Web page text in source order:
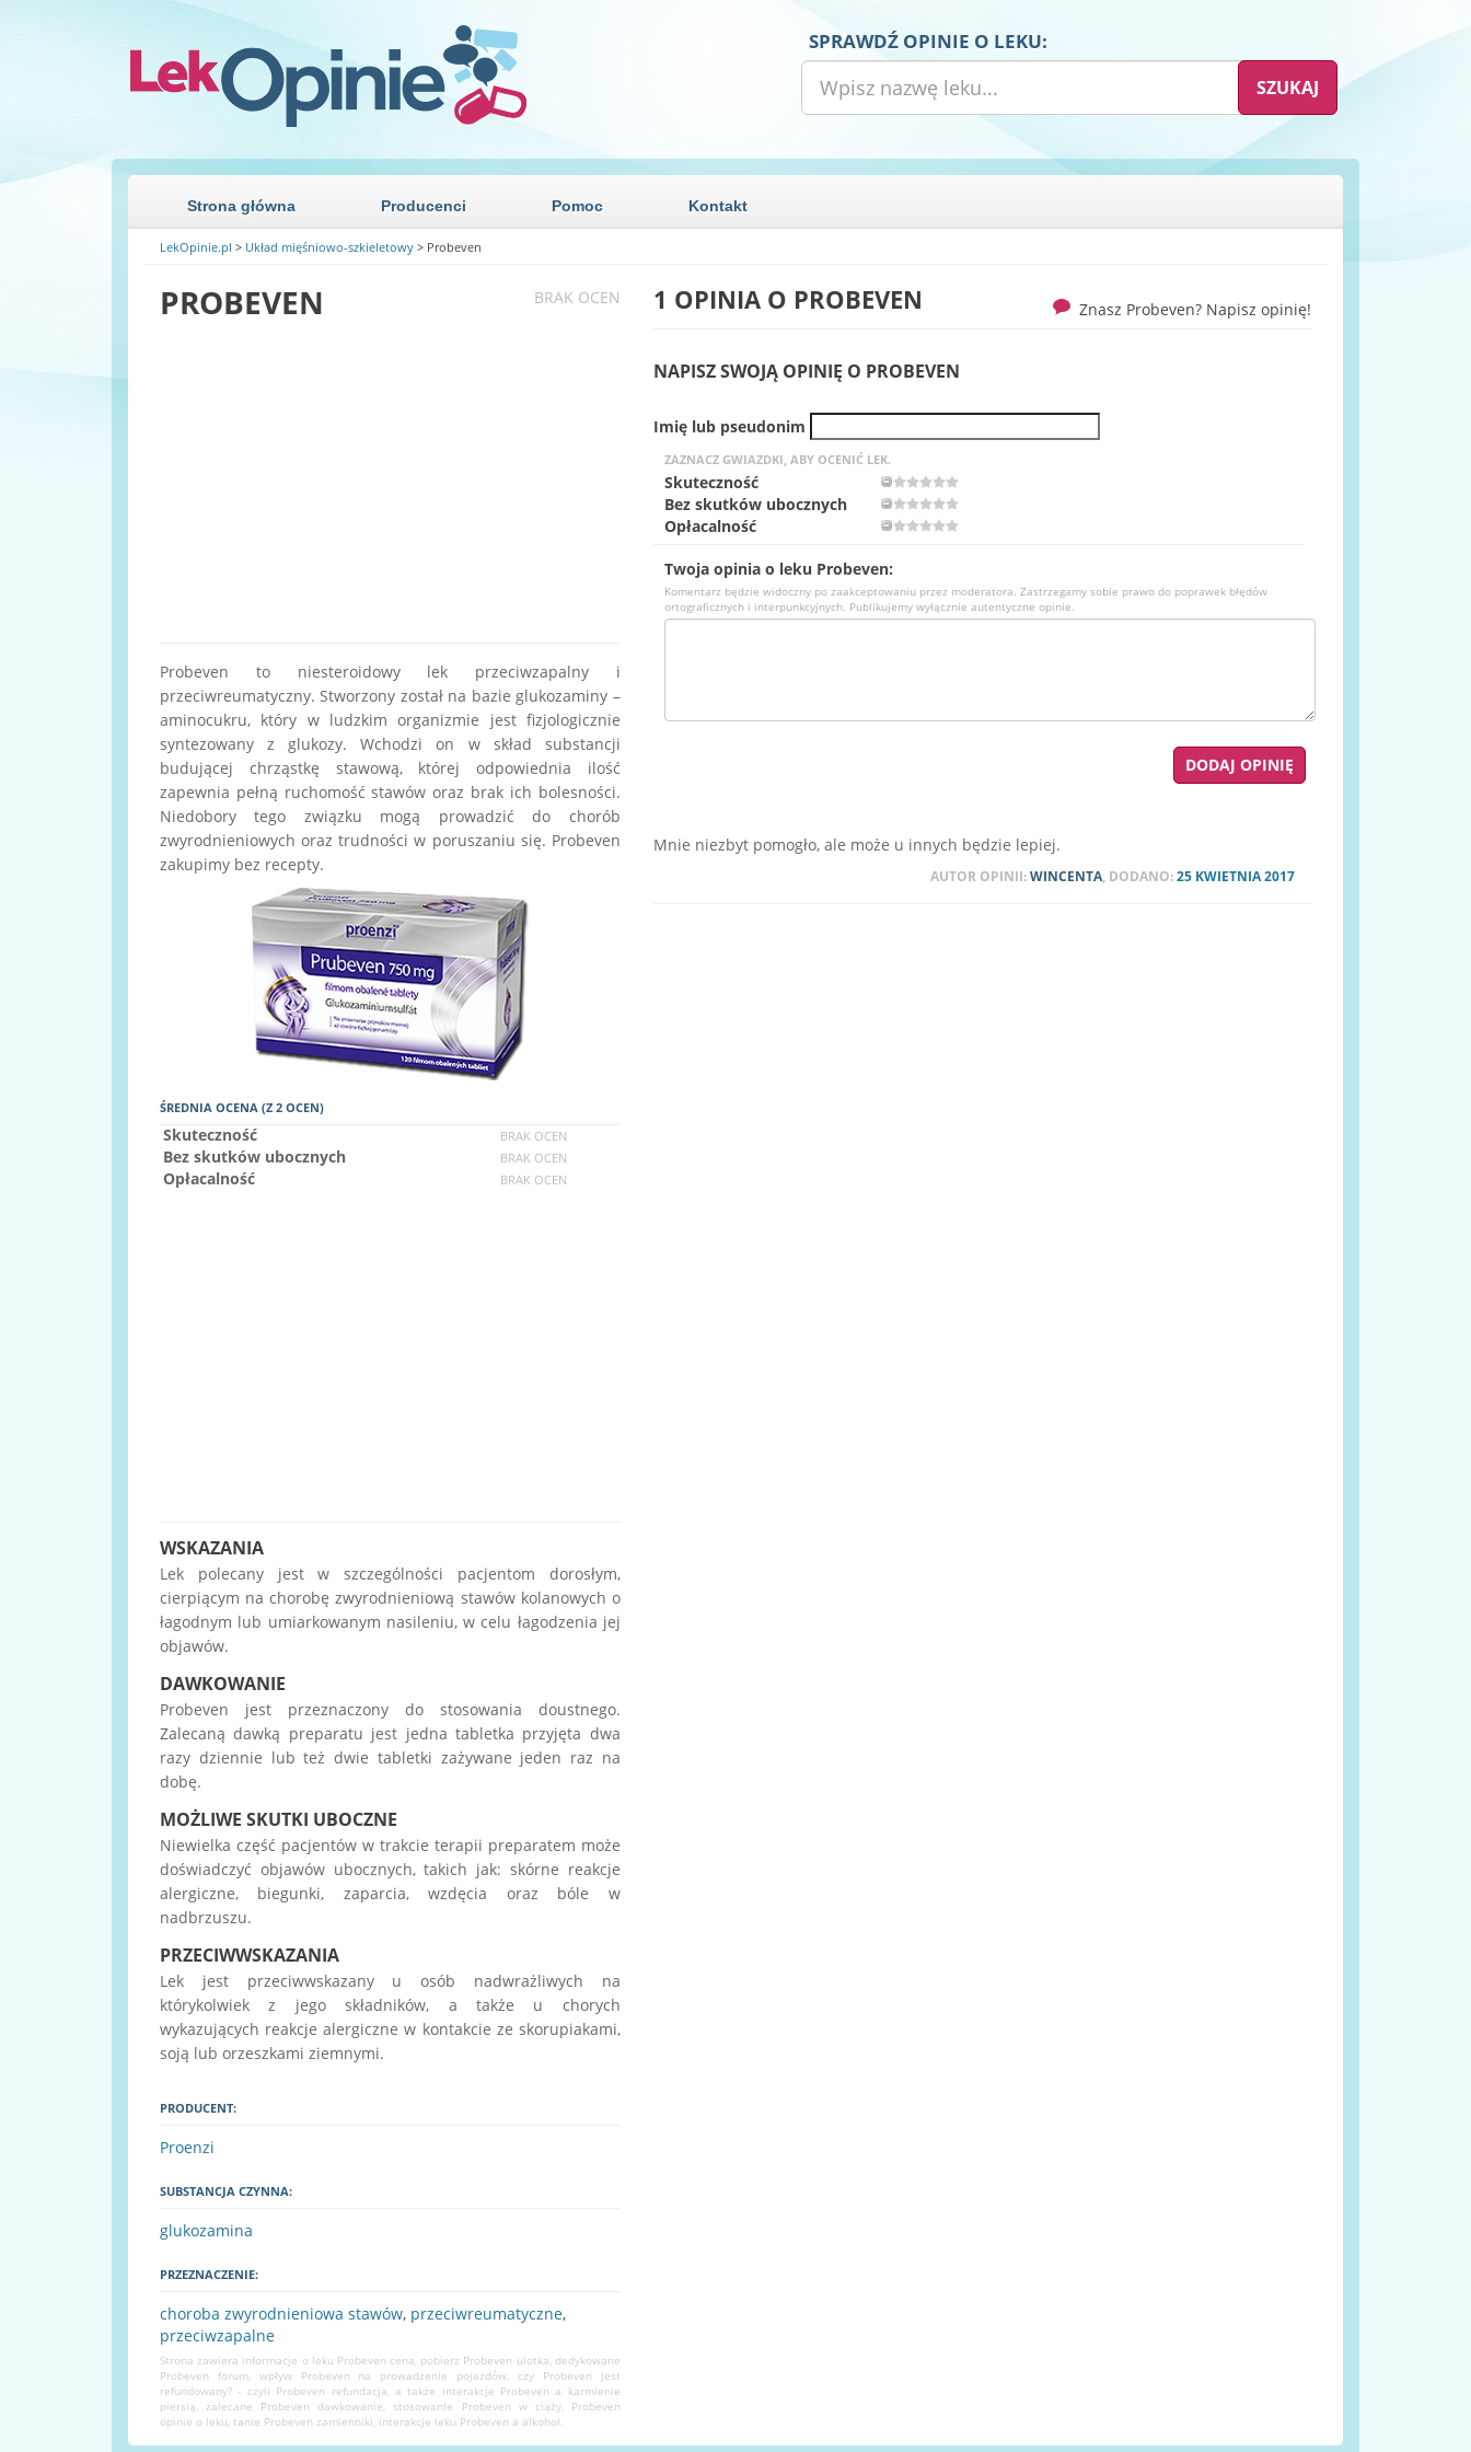
SPRAWDŹ OPINIE O LEKU:
Strona główna Producenci Pomoc Kontakt
LekOpinie.pl > Układ mięśniowo-szkieletowy > Probeven
PROBEVEN BRAK OCEN
Probeven to niesteroidowy lek przeciwzapalny i
przeciwreumatyczny. Stworzony został na bazie glukozaminy –
aminocukru, który w ludzkim organizmie jest fizjologicznie
syntezowany z glukozy. Wchodzi on w skład substancji
budującej chrząstkę stawową, której odpowiednia ilość
zapewnia pełną ruchomość stawów oraz brak ich bolesności.
Niedobory tego związku mogą prowadzić do chorób
zwyrodnieniowych oraz trudności w poruszaniu się. Probeven
zakupimy bez recepty.
ŚREDNIA OCENA (Z 2 OCEN)
Skuteczność BRAK OCEN
Bez skutków ubocznych BRAK OCEN
Opłacalność BRAK OCEN
WSKAZANIA
Lek polecany jest w szczególności pacjentom dorosłym,
cierpiącym na chorobę zwyrodnieniową stawów kolanowych o
łagodnym lub umiarkowanym nasileniu, w celu łagodzenia jej
objawów.
DAWKOWANIE
Probeven jest przeznaczony do stosowania doustnego.
Zalecaną dawką preparatu jest jedna tabletka przyjęta dwa
razy dziennie lub też dwie tabletki zażywane jeden raz na
dobę.
MOŻLIWE SKUTKI UBOCZNE
Niewielka część pacjentów w trakcie terapii preparatem może
doświadczyć objawów ubocznych, takich jak: skórne reakcje
alergiczne, biegunki, zaparcia, wzdęcia oraz bóle w
nadbrzuszu.
PRZECIWWSKAZANIA
Lek jest przeciwwskazany u osób nadwrażliwych na
którykolwiek z jego składników, a także u chorych
wykazujących reakcje alergiczne w kontakcie ze skorupiakami,
soją lub orzeszkami ziemnymi.
PRODUCENT:
Proenzi
SUBSTANCJA CZYNNA:
glukozamina
PRZEZNACZENIE:
choroba zwyrodnieniowa stawów, przeciwreumatyczne,
przeciwzapalne
Strona zawiera informacje o leku Probeven cena, pobierz Probeven ulotka, dedykowane
Probeven forum, wpływ Probeven na prowadzenie pojazdów, czy Probeven jest
refundowany? - czyli Probeven refundacja, a także interakcje Probeven a karmienie
piersią, zalecane Probeven dawkowanie, stosowanie Probeven w ciąży, Probeven
opinie o leku, tanie Probeven zamienniki, interakcje leku Probeven a alkohol.
1 OPINIA O PROBEVEN Znasz Probeven? Napisz opinię!
NAPISZ SWOJĄ OPINIĘ O PROBEVEN
Twoja opinia o leku Probeven:
Komentarz będzie widoczny po zaakceptowaniu przez moderatora. Zastrzegamy sobie prawo do poprawek błędów
ortograficznych i interpunkcyjnych. Publikujemy wyłącznie autentyczne opinie.
Imię lub pseudonim
ZAZNACZ GWIAZDKI, ABY OCENIĆ LEK.
Skuteczność
Bez skutków ubocznych
Opłacalność
Mnie niezbyt pomogło, ale może u innych będzie lepiej.
AUTOR OPINII:WINCENTA, DODANO:25 KWIETNIA 2017